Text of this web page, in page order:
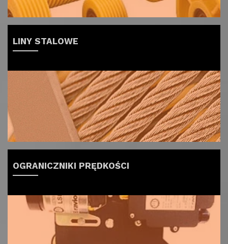
LINY STALOWE
OGRANICZNIKI PRĘDKOŚCI